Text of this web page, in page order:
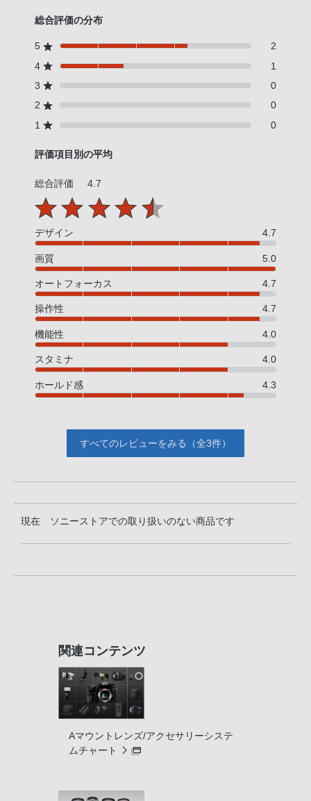
総合評価の分布
5
2
4
1
3
0
2
0
1
0
評価項目別の平均
総合評価 4.7
デザイン 4.7
画質 5.0
オートフォーカス 4.7
操作性 4.7
機能性 4.0
スタミナ 4.0
ホールド感 4.3
すべてのレビューをみる（全3件）
現在 ソニーストアでの取り扱いのない商品です
関連コンテンツ
Aマウントレンズ/アクセサリーシステ
ムチャート